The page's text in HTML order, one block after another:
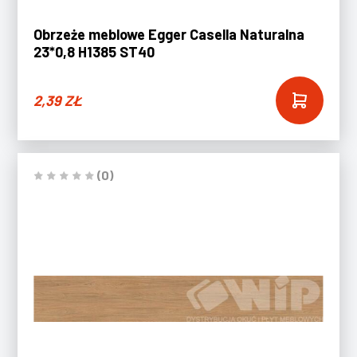
Obrzeże meblowe Egger Casella Naturalna
23*0,8 H1385 ST40
2,39ZŁ
(0)